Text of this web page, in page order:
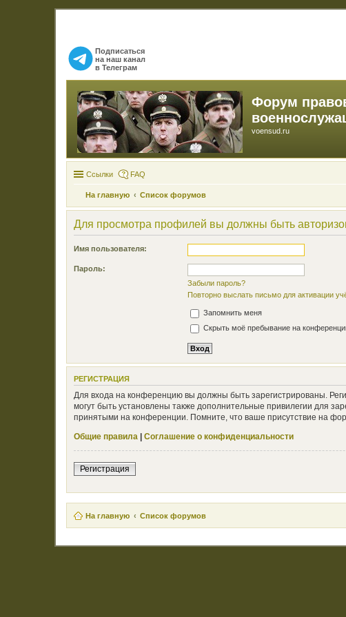
Подписаться
на наш канал
в Телеграм
Форум
voensud.ru
Ссылки FAQ
На главную Список форумов
Для просмотра профилей вы должны быть
Имя пользователя:
Пароль:
Забыли пароль?
Повторно выслать письмо для активации
Запомнить меня
Скрыть моё пребывание на
РЕГИСТРАЦИЯ
Для входа на конференцию вы должны быть зарегистрированы.
могут быть установлены также дополнительные привилегии для
принятыми на конференции. Помните, что ваше присутствие на
Общие правила | Соглашение о конфиденциальности
Регистрация
На главную Список форумов